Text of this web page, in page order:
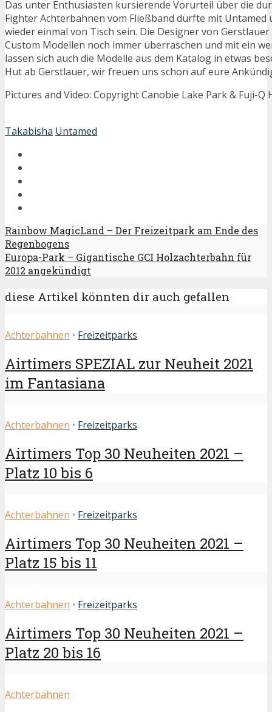
Das unter Enthusiasten kursierende Vorurteil über die
Fighter Achterbahnen vom Fließband dürfte mit Untamed
wieder einmal von Tisch sein. Die Designer von
Custom Modellen noch immer überraschen und mit ein
lassen sich auch die Modelle aus dem Katalog in etwas
Hut ab Gerstlauer, wir freuen uns schon auf eure
Pictures and Video: Copyright Canobie Lake Park & Fuji-Q
Takabisha Untamed
Rainbow MagicLand – Der Freizeitpark am Ende des
Regenbogens
Europa-Park – Gigantische GCI Holzachterbahn für
2012 angekündigt
diese Artikel könnten dir auch gefallen
Achterbahnen • Freizeitparks
Airtimers SPEZIAL zur Neuheit 2021
im Fantasiana
Achterbahnen • Freizeitparks
Airtimers Top 30 Neuheiten 2021 –
Platz 10 bis 6
Achterbahnen • Freizeitparks
Airtimers Top 30 Neuheiten 2021 –
Platz 15 bis 11
Achterbahnen • Freizeitparks
Airtimers Top 30 Neuheiten 2021 –
Platz 20 bis 16
Achterbahnen